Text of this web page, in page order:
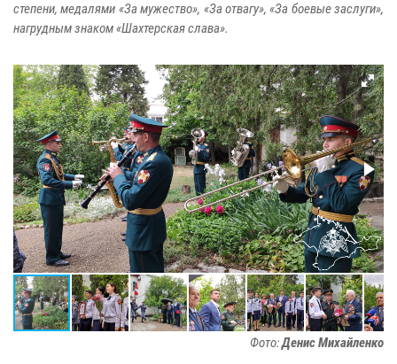
степени, медалями «За мужество», «За отвагу», «За боевые заслуги»,
нагрудным знаком «Шахтерская слава».
Фото:Денис Михайленко